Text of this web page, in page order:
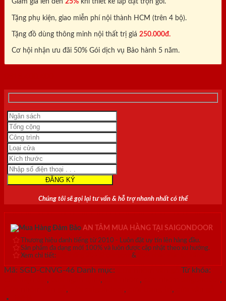
Tặng phụ kiện, giao miễn phí nội thành HCM (trên 4 bộ).
Tặng đồ dùng thông minh nội thất trị giá 250.000đ.
Cơ hội nhận ưu đãi 50% Gói dịch vụ Bảo hành 5 năm.
Chúng tôi sẽ gọi lại tư vấn & hỗ trợ nhanh nhất có thể
AN TÂM MUA HÀNG TẠI SAIGONDOOR
Thương hiệu danh tiếng từ 2010 - Luôn đặt uy tín lên hàng đầu.
Sản phẩm đa dạng mới 100% và luôn được cập nhật theo xu hướng.
Xem chi tiết:
&
Mã: SGD-CNVG-46 Danh mục:
Từ khóa:
, , ,
,
, , ,